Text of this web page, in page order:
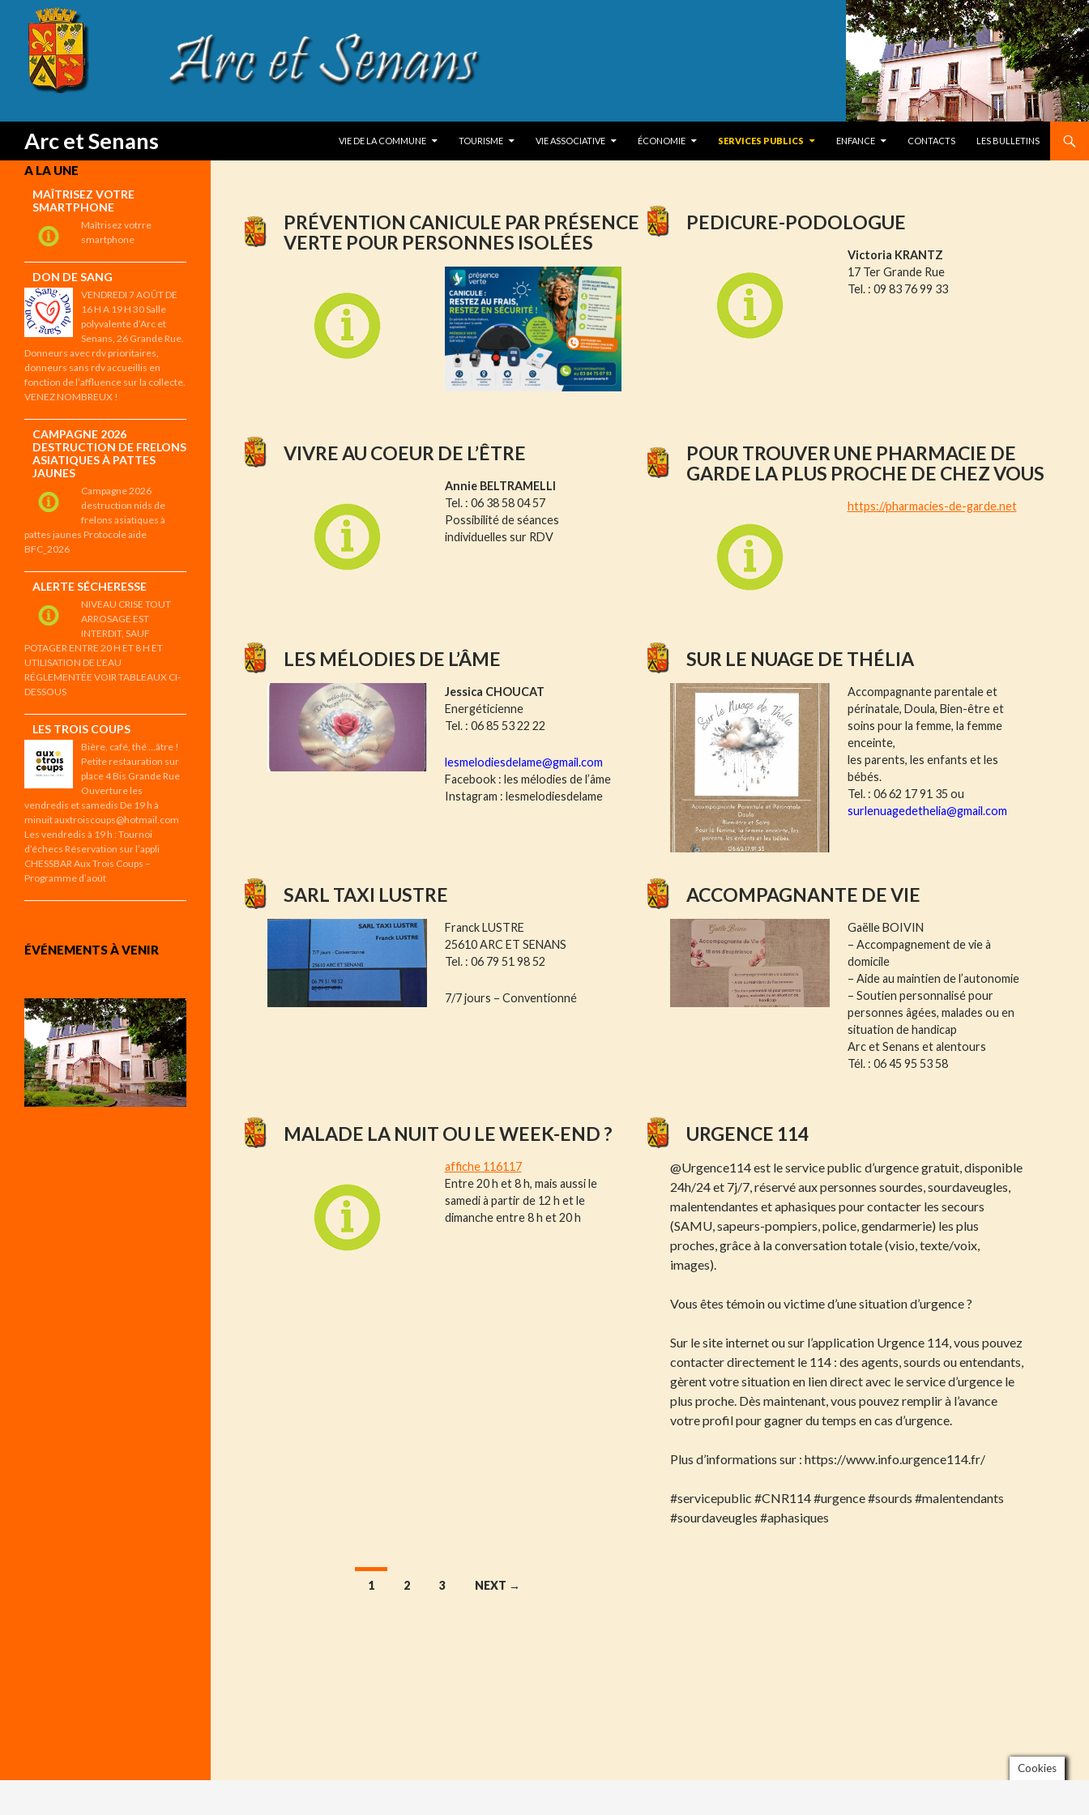
Arc et Senans
Search
VIE DE LA COMMUNE
TOURISME VIE ASSOCIATIVE ÉCONOMIE SERVICES PUBLICS ENFANCE CONTACTS LES BULLETINS
PRÉVENTION CANICULE PAR PRÉSENCE
VERTE POUR PERSONNES ISOLÉES
PEDICURE-PODOLOGUE
Victoria KRANTZ
17 Ter Grande Rue
Tel. : 09 83 76 99 33
VIVRE AU COEUR DE L’ÊTRE
Annie BELTRAMELLI
Tel. : 06 38 58 04 57
Possibilité de séances
individuelles sur RDV
POUR TROUVER UNE PHARMACIE DE
GARDE LA PLUS PROCHE DE CHEZ VOUS
https://pharmacies-de-garde.net
LES MÉLODIES DE L’ÂME
Jessica CHOUCAT
Energéticienne
Tel. : 06 85 53 22 22
lesmelodiesdelame@gmail.com
Facebook : les mélodies de l’âme
Instagram : lesmelodiesdelame
SUR LE NUAGE DE THÉLIA
Accompagnante parentale et
périnatale, Doula, Bien-être et
soins pour la femme, la femme
enceinte,
les parents, les enfants et les
bébés.
Tel. : 06 62 17 91 35 ou
surlenuagedethelia@gmail.com
SARL TAXI LUSTRE
Franck LUSTRE
25610 ARC ET SENANS
Tel. : 06 79 51 98 52
7/7 jours – Conventionné
ACCOMPAGNANTE DE VIE
Gaëlle BOIVIN
– Accompagnement de vie à
domicile
– Aide au maintien de l’autonomie
– Soutien personnalisé pour
personnes âgées, malades ou en
situation de handicap
Arc et Senans et alentours
Tél. : 06 45 95 53 58
MALADE LA NUIT OU LE WEEK-END ?
affiche 116117
Entre 20 h et 8 h, mais aussi le
samedi à partir de 12 h et le
dimanche entre 8 h et 20 h
URGENCE 114
@Urgence114 est le service public d’urgence gratuit, disponible
24h/24 et 7j/7, réservé aux personnes sourdes, sourdaveugles,
malentendantes et aphasiques pour contacter les secours
(SAMU, sapeurs-pompiers, police, gendarmerie) les plus
proches, grâce à la conversation totale (visio, texte/voix,
images).
Vous êtes témoin ou victime d’une situation d’urgence ?
Sur le site internet ou sur l’application Urgence 114, vous pouvez
contacter directement le 114 : des agents, sourds ou entendants,
gèrent votre situation en lien direct avec le service d’urgence le
plus proche. Dès maintenant, vous pouvez remplir à l’avance
votre profil pour gagner du temps en cas d’urgence.
Plus d’informations sur : https://www.info.urgence114.fr/
#servicepublic #CNR114 #urgence #sourds #malentendants
#sourdaveugles #aphasiques
navigation
1 2 3 NEXT →
A LA UNE
MAÎTRISEZ VOTRE
SMARTPHONE
Maîtrisez votrre
smartphone
DON DE SANG
VENDREDI 7 AOÛT DE
16 H A 19 H 30 Salle
polyvalente d’Arc et
Senans, 26 Grande Rue.
Donneurs avec rdv prioritaires,
donneurs sans rdv accueillis en
fonction de l’affluence sur la collecte.
VENEZ NOMBREUX !
CAMPAGNE 2026
DESTRUCTION DE FRELONS
ASIATIQUES À PATTES
JAUNES
Campagne 2026
destruction nids de
frelons asiatiques à
pattes jaunes Protocole aide
BFC_2026
ALERTE SÉCHERESSE
NIVEAU CRISE TOUT
ARROSAGE EST
INTERDIT, SAUF
POTAGER ENTRE 20 H ET 8 H ET
UTILISATION DE L’EAU
RÉGLEMENTÉE VOIR TABLEAUX CI-
DESSOUS
LES TROIS COUPS
Bière, café, thé …âtre !
Petite restauration sur
place 4 Bis Grande Rue
Ouverture les
vendredis et samedis De 19 h à
minuit auxtroiscoups@hotmail.com
Les vendredis à 19 h : Tournoi
d’échecs Réservation sur l’appli
CHESSBAR Aux Trois Coups –
Programme d’août
ÉVÉNEMENTS À VENIR
Cookies